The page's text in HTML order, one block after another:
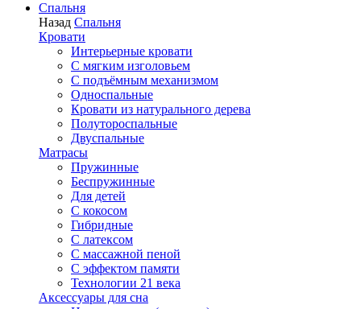
Спальня
Назад Спальня
Кровати
Интерьерные кровати
С мягким изголовьем
С подъёмным механизмом
Односпальные
Кровати из натурального дерева
Полутороспальные
Двуспальные
Матрасы
Пружинные
Беспружинные
Для детей
C кокосом
Гибридные
С латексом
С массажной пеной
С эффектом памяти
Технологии 21 века
Аксессуары для сна